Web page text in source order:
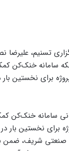
تسنیم،
سامانه خنک‌کن
برای نخستین بار
صنعتی شریف،